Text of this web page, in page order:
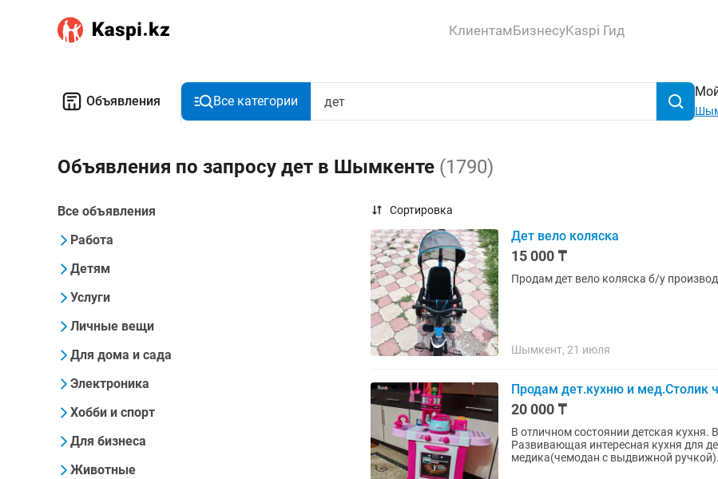
КлиентамБизнесуKaspi Гид
Объявления Все категории
Объявления по запросу дет в Шымкенте (1790)
Все объявления
Работа
Детям
Услуги
Личные вещи
Для дома и сада
Электроника
Хобби и спорт
Для бизнеса
Животные
Сортировка
Дет вело коляска
15 000 ₸
Продам дет вело коляска б/у
Шымкент, 21 июля
Продам дет.кухню и мед.Столик
20 000 ₸
В отличном состоянии детская кухня.
Развивающая интересная кухня для
медика(чемодан с выдвижной